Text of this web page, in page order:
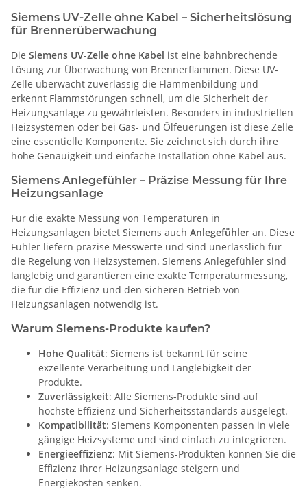
Siemens UV-Zelle ohne Kabel – Sicherheitslösung
für Brennerüberwachung
Die Siemens UV-Zelle ohne Kabel ist eine bahnbrechende
Lösung zur Überwachung von Brennerflammen. Diese UV-
Zelle überwacht zuverlässig die Flammenbildung und
erkennt Flammstörungen schnell, um die Sicherheit der
Heizungsanlage zu gewährleisten. Besonders in industriellen
Heizsystemen oder bei Gas- und Ölfeuerungen ist diese Zelle
eine essentielle Komponente. Sie zeichnet sich durch ihre
hohe Genauigkeit und einfache Installation ohne Kabel aus.
Siemens Anlegefühler – Präzise Messung für Ihre
Heizungsanlage
Für die exakte Messung von Temperaturen in
Heizungsanlagen bietet Siemens auch Anlegefühler an. Diese
Fühler liefern präzise Messwerte und sind unerlässlich für
die Regelung von Heizsystemen. Siemens Anlegefühler sind
langlebig und garantieren eine exakte Temperaturmessung,
die für die Effizienz und den sicheren Betrieb von
Heizungsanlagen notwendig ist.
Warum Siemens-Produkte kaufen?
Hohe Qualität: Siemens ist bekannt für seine
exzellente Verarbeitung und Langlebigkeit der
Produkte.
Zuverlässigkeit: Alle Siemens-Produkte sind auf
höchste Effizienz und Sicherheitsstandards ausgelegt.
Kompatibilität: Siemens Komponenten passen in viele
gängige Heizsysteme und sind einfach zu integrieren.
Energieeffizienz: Mit Siemens-Produkten können Sie die
Effizienz Ihrer Heizungsanlage steigern und
Energiekosten senken.